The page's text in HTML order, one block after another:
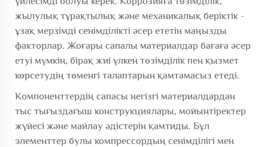
жылулық тұрақтылық және механикалық беріктік -
ұзақ мерзімді сенімділікті әсер ететін маңызды
факторлар. Жоғары сапалы материалдар бағаға әсер
етуі мүмкін, бірақ жиі үлкен төзімділік пен қызмет
көрсетудің төменгі талаптарын қамтамасыз етеді.
Компоненттердің сапасы негізгі материалдардан
тыс тығыздағыш конструкциялары, мойынтіректер
жүйесі және майлау әдістерін қамтиды. Бұл
элементтер булы компрессордың сенімділігі мен